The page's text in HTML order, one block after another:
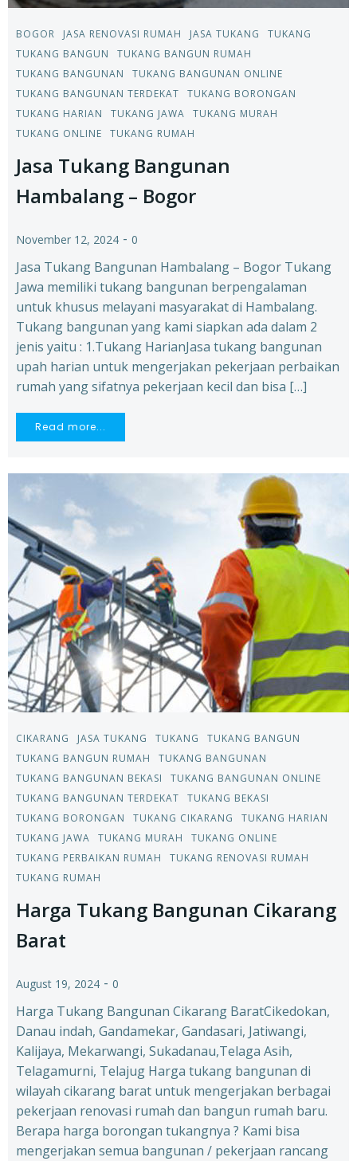
BOGOR JASA RENOVASI RUMAH JASA TUKANG
TUKANG
TUKANG BANGUN
TUKANG BANGUN RUMAH
TUKANG BANGUNAN
TUKANG BANGUNAN ONLINE
TUKANG BANGUNAN TERDEKAT
TUKANG BORONGAN
TUKANG HARIAN
TUKANG JAWA
TUKANG MURAH
TUKANG ONLINE
TUKANG RUMAH
Jasa Tukang Bangunan
Hambalang – Bogor
November 12, 2024 - 0
Jasa Tukang Bangunan Hambalang – Bogor Tukang
Jawa memiliki tukang bangunan berpengalaman
untuk khusus melayani masyarakat di Hambalang.
Tukang bangunan yang kami siapkan ada dalam 2
jenis yaitu : 1.Tukang HarianJasa tukang bangunan
upah harian untuk mengerjakan pekerjaan perbaikan
rumah yang sifatnya pekerjaan kecil dan bisa […]
Read more...
CIKARANG JASA TUKANG TUKANG
TUKANG BANGUN
TUKANG BANGUN RUMAH
TUKANG BANGUNAN
TUKANG BANGUNAN BEKASI
TUKANG BANGUNAN ONLINE
TUKANG BANGUNAN TERDEKAT
TUKANG BEKASI
TUKANG BORONGAN
TUKANG CIKARANG
TUKANG HARIAN
TUKANG JAWA
TUKANG MURAH
TUKANG ONLINE
TUKANG PERBAIKAN RUMAH
TUKANG RENOVASI RUMAH
TUKANG RUMAH
Harga Tukang Bangunan Cikarang
Barat
August 19, 2024 - 0
Harga Tukang Bangunan Cikarang BaratCikedokan,
Danau indah, Gandamekar, Gandasari, Jatiwangi,
Kalijaya, Mekarwangi, Sukadanau,Telaga Asih,
Telagamurni, Telajug Harga tukang bangunan di
wilayah cikarang barat untuk mengerjakan berbagai
pekerjaan renovasi rumah dan bangun rumah baru.
Berapa harga borongan tukangnya ? Kami bisa
mengerjakan semua bangunan / pekerjaan rancang